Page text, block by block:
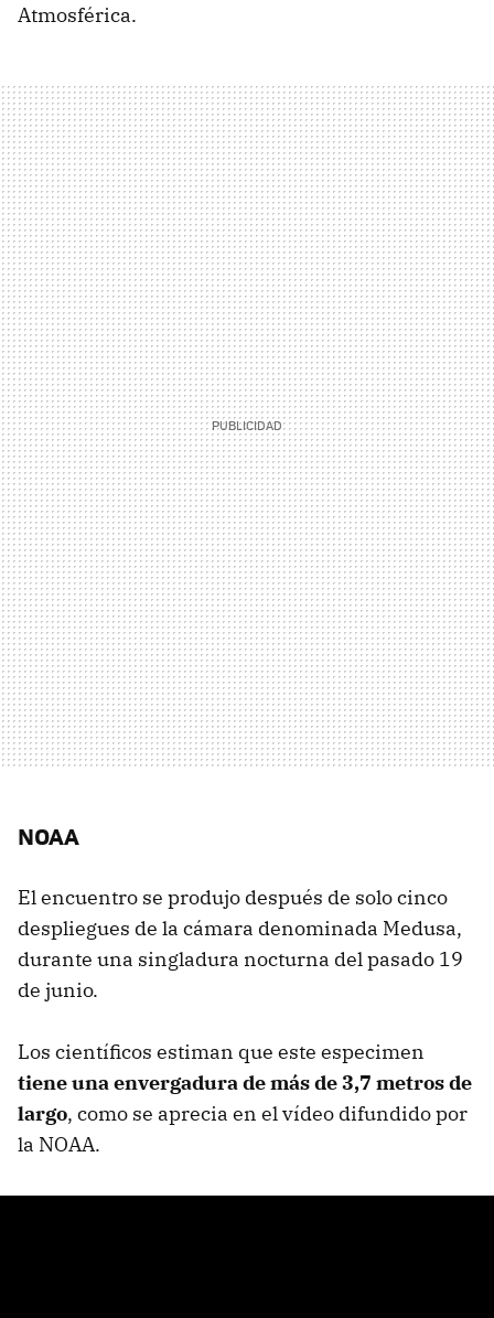
Atmosférica.
NOAA
El encuentro se produjo después de solo cinco
despliegues de la cámara denominada Medusa,
durante una singladura nocturna del pasado 19
de junio.
Los científicos estiman que este especimen
tiene una envergadura de más de 3,7 metros de
largo, como se aprecia en el vídeo difundido por
la NOAA.